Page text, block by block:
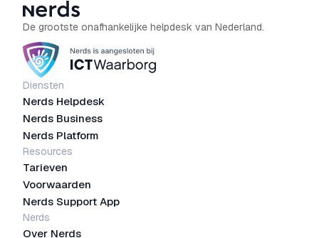
De grootste onafhankelijke helpdesk van Nederland.
Diensten
Nerds Helpdesk
Nerds Business
Nerds Platform
Resources
Tarieven
Voorwaarden
Nerds Support App
Nerds
Over Nerds